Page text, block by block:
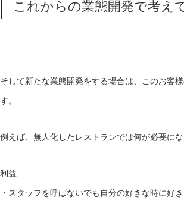
これからの業態開発で考え
そして新たな業態開発をする場合は、このお客
す。
例えば、無人化したレストランでは何が必要に
利益
・スタッフを呼ばないでも自分の好きな時に好